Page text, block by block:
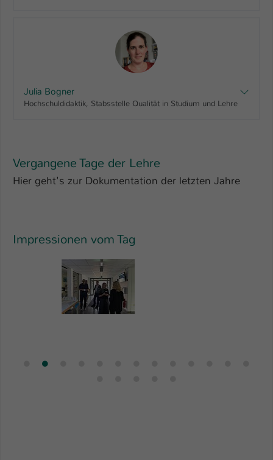
Julia Bogner
Hochschuldidaktik, Stabsstelle Qualität in Studium und Lehre
Vergangene Tage der Lehre
Hier geht's zur Dokumentation der letzten Jahre
Impressionen vom Tag
Show larger version for: